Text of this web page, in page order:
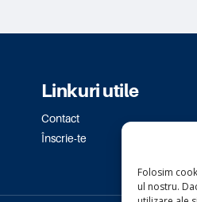
Folosim
ul nostru.
Linkuri utile
Contact
Înscrie-te